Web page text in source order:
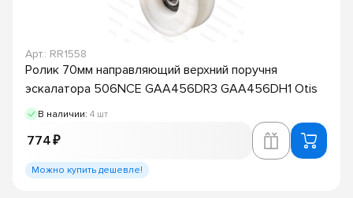
Арт.: RR1558
Ролик 70мм направляющий верхний поручня
эскалатора 506NCE GAA456DR3 GAA456DH1 Otis
В наличии: 4 шт
774 ₽
Можно купить дешевле!